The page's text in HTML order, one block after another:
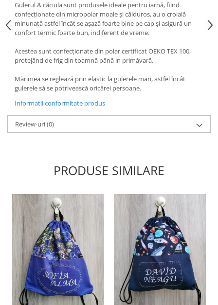
Gulerul & căciula sunt produsele ideale pentru iarnă, fiind
confecționate din micropolar moale și călduros, au o croială
minunată astfel încât se așază foarte bine pe cap și asigură un
confort termic foarte bun, indiferent de vreme.
Acestea sunt confecționate din polar certificat OEKO TEX 100,
protejând de frig din toamnă până in primăvară.
Mărimea se reglează prin elastic la gulerele mari, astfel încât
gulerele să se potrivească oricărei persoane.
Informatii conformitate produs
Review-uri(0)
PRODUSE SIMILARE